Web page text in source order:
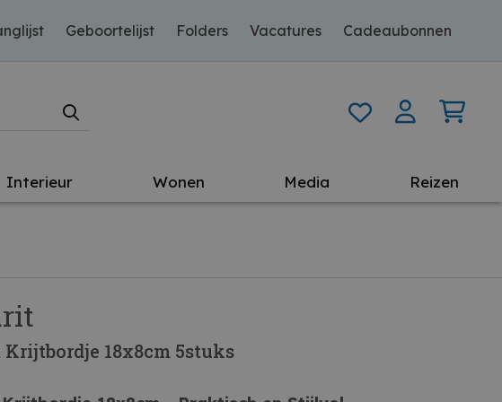
Geboortelijst Folders Vacatures Cadeaubonnen
Interieur Wonen Media Reizen
Krijtbordje 18x8cm 5stuks